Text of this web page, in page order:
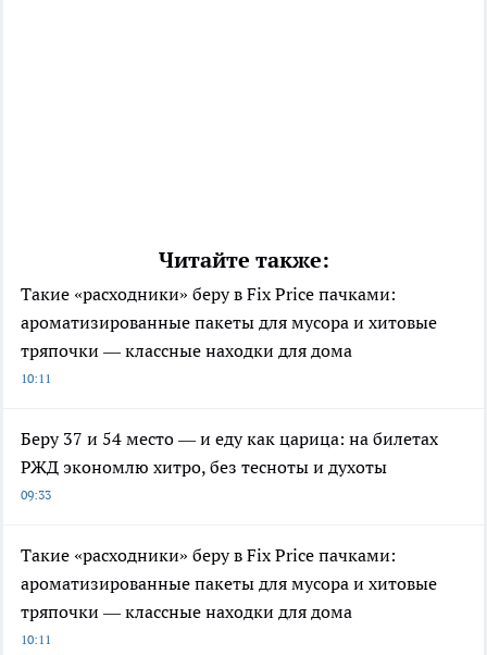
Читайте также:
Такие «расходники» беру в Fix Price пачками:
ароматизированные пакеты для мусора и хитовые
тряпочки — классные находки для дома
10:11
Беру 37 и 54 место — и еду как царица: на билетах
РЖД экономлю хитро, без тесноты и духоты
09:33
Такие «расходники» беру в Fix Price пачками:
ароматизированные пакеты для мусора и хитовые
тряпочки — классные находки для дома
10:11